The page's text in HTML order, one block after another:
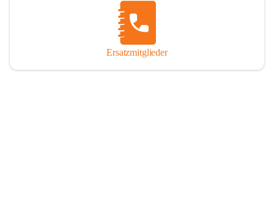
Ersatzmitglieder